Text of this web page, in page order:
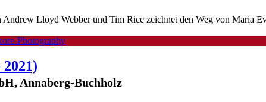
Lloyd Webber und Tim Rice zeichnet den Weg von Maria
2021)
Annaberg-Buchholz